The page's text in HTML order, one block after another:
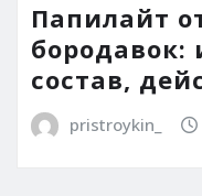
Папилайт
бородавок:
состав,
pristroykin_